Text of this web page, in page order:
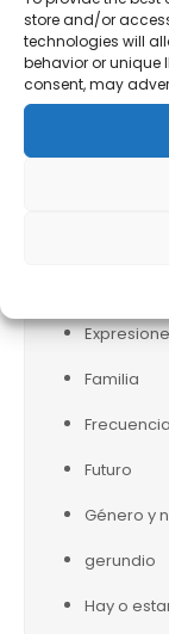
store and/or
technologies will
behavior or unique
consent, may
Describir
Diffit
Ejercicios
Escape
Familia
Frecuencia
Futuro
Género y
gerundio
Hay o